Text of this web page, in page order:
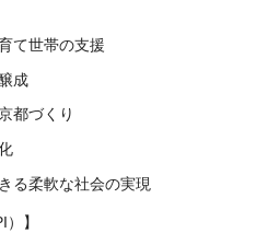
て世帯の支援
成
都づくり
る柔軟な社会の実現
】